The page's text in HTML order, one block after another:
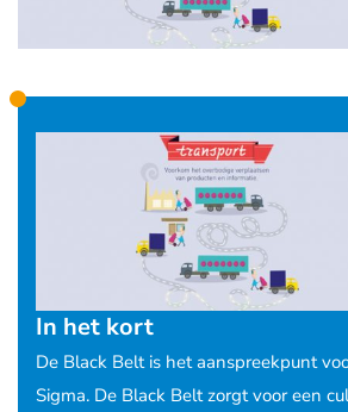
In het kort
De Black Belt is het aanspreekpunt
Sigma. De Black Belt zorgt voor een